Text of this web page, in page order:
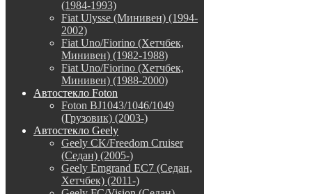
(1984-1993)
Fiat Ulysse (Минивен) (1994-
2002)
Fiat Uno/Fiorino (Хетчбек,
Минивен) (1982-1988)
Fiat Uno/Fiorino (Хетчбек,
Минивен) (1988-2000)
Автостекло Foton
Foton BJ1043/1046/1049
(Грузовик) (2003-)
Автостекло Geely
Geely CK/Freedom Cruiser
(Седан) (2005-)
Geely Emgrand EC7 (Седан,
Хетчбек) (2011-)